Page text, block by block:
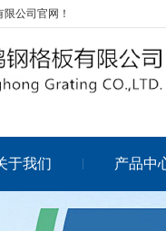
公司官网！
于我们 产品中